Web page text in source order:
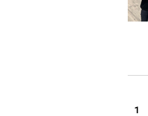
Posts
1